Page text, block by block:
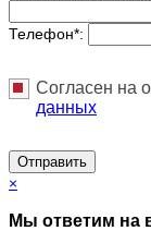
Телефон*:
Согласен на
данных
Отправить
×
Мы ответим на